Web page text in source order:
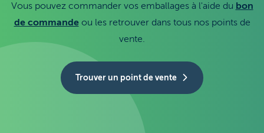
Vous pouvez commander vos emballages à l'aide du bon
de commandeou les retrouver dans tous nos points de
vente.
Trouver un point de vente